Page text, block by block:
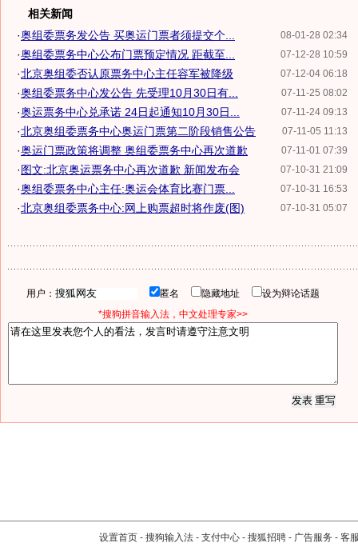
相关新闻
08-01-28 02:34
·奥组委票务发公告 买奥运门票者须提交个...
07-12-28 10:59
·奥组委票务中心公布门票预定情况 距截至...
07-12-04 06:18
·北京奥组委否认原票务中心主任容军被降级
07-11-25 08:02
·奥组委票务中心发公告 先受理10月30日有...
07-11-24 09:13
·奥运票务中心兑承诺 24日起通知10月30日...
07-11-05 11:13
·北京奥组委票务中心奥运门票第二阶段销售公告
07-11-01 07:39
·奥运门票政策将调整 奥组委票务中心再次道歉
07-10-31 21:09
·图文:北京奥运票务中心再次道歉 新闻发布会
07-10-31 16:53
·奥组委票务中心主任:奥运会体育比赛门票...
07-10-31 05:07
·北京奥组委票务中心:网上购票超时将作废(图)
用户： 匿名 隐藏地址
设为辩论话题
*搜狗拼音输入法，中文处理专家>>
设置首页 - 搜狗输入法 - 支付中心 - 搜狐招聘 - 广告服务 - 客